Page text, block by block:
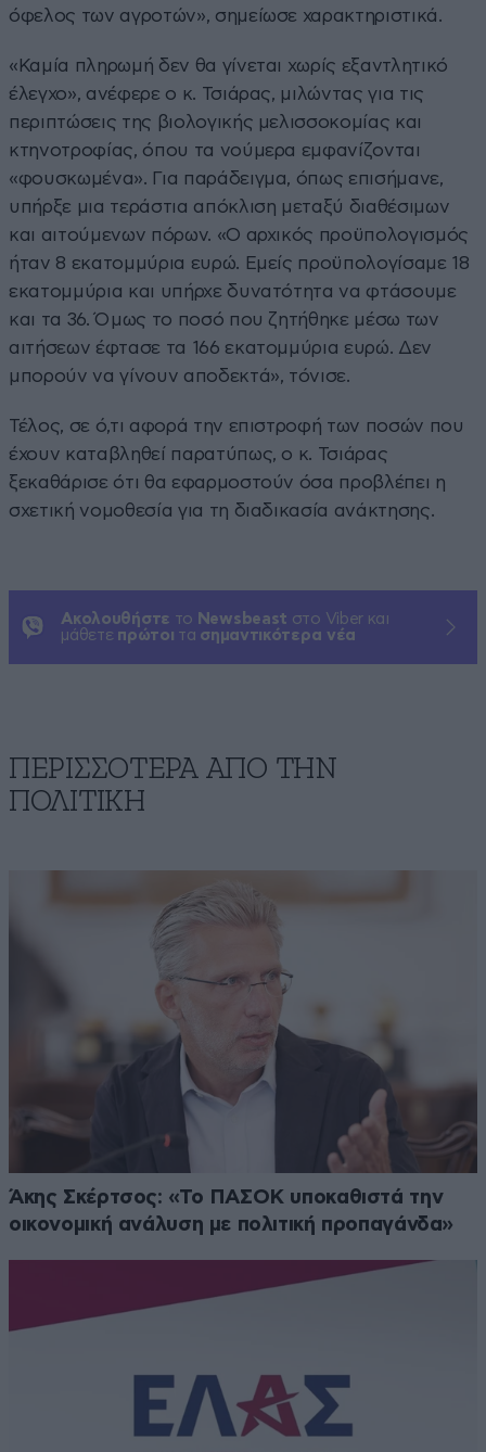
όφελος των αγροτών», σημείωσε χαρακτηριστικά.
«Καμία πληρωμή δεν θα γίνεται χωρίς εξαντλητικό
έλεγχο», ανέφερε ο κ. Τσιάρας, μιλώντας για τις
περιπτώσεις της βιολογικής μελισσοκομίας και
κτηνοτροφίας, όπου τα νούμερα εμφανίζονται
«φουσκωμένα». Για παράδειγμα, όπως επισήμανε,
υπήρξε μια τεράστια απόκλιση μεταξύ διαθέσιμων
και αιτούμενων πόρων. «Ο αρχικός προϋπολογισμός
ήταν 8 εκατομμύρια ευρώ. Εμείς προϋπολογίσαμε 18
εκατομμύρια και υπήρχε δυνατότητα να φτάσουμε
και τα 36. Όμως το ποσό που ζητήθηκε μέσω των
αιτήσεων έφτασε τα 166 εκατομμύρια ευρώ. Δεν
μπορούν να γίνουν αποδεκτά», τόνισε.
Τέλος, σε ό,τι αφορά την επιστροφή των ποσών που
έχουν καταβληθεί παρατύπως, ο κ. Τσιάρας
ξεκαθάρισε ότι θα εφαρμοστούν όσα προβλέπει η
σχετική νομοθεσία για τη διαδικασία ανάκτησης.
Ακολουθήστε το Newsbeast στο Viber και
μάθετε πρώτοι τα σημαντικότερα νέα
ΠΕΡΙΣΣΟΤΕΡΑ ΑΠΟ ΤΗΝ
ΠΟΛΙΤΙΚΗ
Άκης Σκέρτσος: «Το ΠΑΣΟΚ υποκαθιστά την
οικονομική ανάλυση με πολιτική προπαγάνδα»